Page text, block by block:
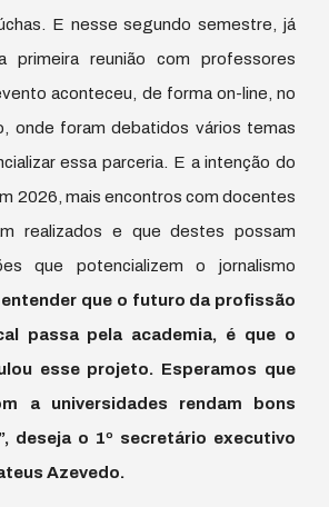
E nesse segundo semestre, já
primeira reunião com professores
aconteceu, de forma on-line, no
onde foram debatidos vários temas
essa parceria. E a intenção do
2026, mais encontros com docentes
realizados e que destes possam
que potencializem o jornalismo
entender que o futuro da profissão
passa pela academia, é que o
esse projeto. Esperamos que
a universidades rendam bons
deseja o 1º secretário executivo
Azevedo.